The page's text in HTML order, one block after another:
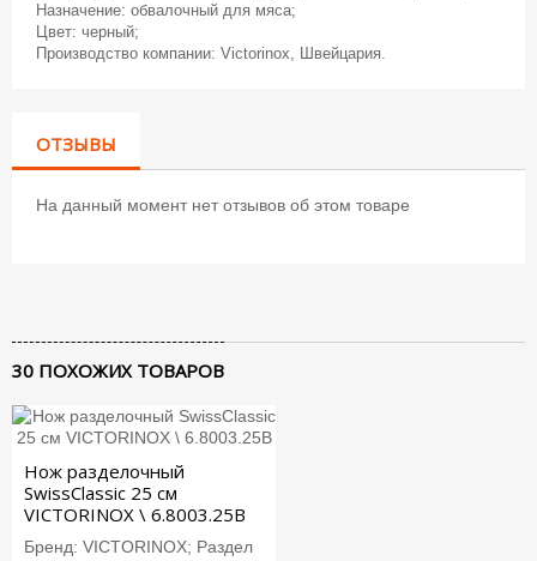
Назначение: обвалочный для мяса;
Цвет: черный;
Производство компании: Victorinox, Швейцария.
ОТЗЫВЫ
На данный момент нет отзывов об этом товаре
30 ПОХОЖИХ ТОВАРОВ
Нож разделочный
SwissClassic 25 см
VICTORINOX \ 6.8003.25B
Бренд: VICTORINOX; Раздел